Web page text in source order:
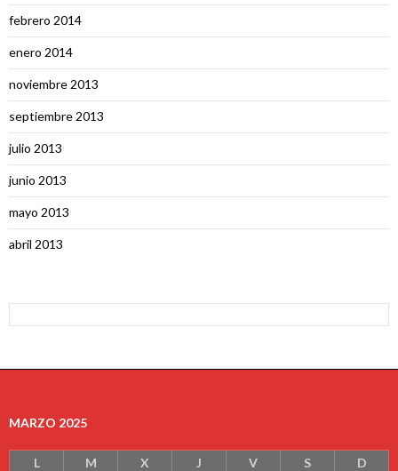
febrero 2014
enero 2014
noviembre 2013
septiembre 2013
julio 2013
junio 2013
mayo 2013
abril 2013
MARZO 2025
L M X J V S
D